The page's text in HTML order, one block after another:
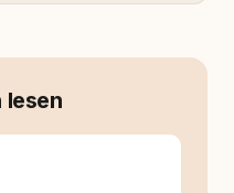
kam mit meinem
dort, wo Verständnis
umgekehrt. Aus dieser
lesen